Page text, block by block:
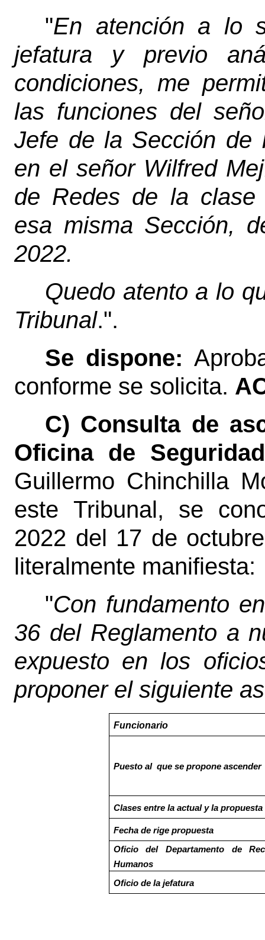
"En atención a lo
jefatura y previo
condiciones, me
las funciones del
Jefe de la Sección de
en el señor Wilfred
de Redes de la clase
esa misma Sección,
2022.
Quedo atento a lo
Tribunal.".
Se dispone:
conforme se solicita.
C) Consulta de
Oficina de
Guillermo Chinchilla
este Tribunal, se
2022 del 17 de
literalmente manifiesta:
"Con fundamento
36 del Reglamento a
expuesto en los
proponer el siguiente
Funcionario
Puesto al que se propone ascender
Clases entre la actual y la propuesta
Fecha de rige propuesta
Oficio del Departamento de
Humanos
Oficio de la jefatura